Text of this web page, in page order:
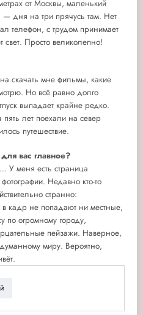
от Москвы, маленький
дня на три прячусь там. Нет
телефон, с трудом принимает
свет. Просто великолепно!
мне фильмы, какие
Но всё равно долго
выпадает крайне редко.
лет поехали на север
путешествие.
вас главное?
У меня есть страница
Недавно кто-то
странно:
в кадр не попадают ни местные,
по огромному городу,
пейзажи. Наверное,
миру. Вероятно,